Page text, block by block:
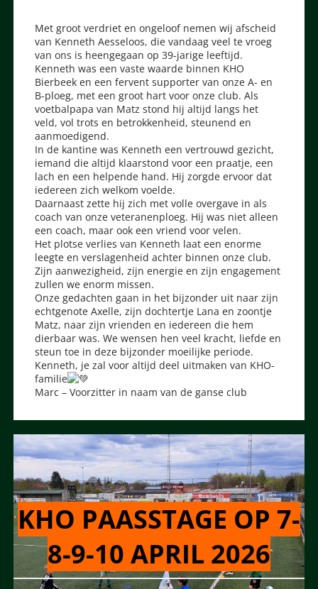
Met groot verdriet en ongeloof nemen wij afscheid
van Kenneth Aesseloos, die vandaag veel te vroeg
van ons is heengegaan op 39-jarige leeftijd.
Kenneth was een vaste waarde binnen KHO
Bierbeek en een fervent supporter van onze A- en
B-ploeg, met een groot hart voor onze club. Als
voetbalpapa van Matz stond hij altijd langs het
veld, vol trots en betrokkenheid, steunend en
aanmoedigend.
In de kantine was Kenneth een vertrouwd gezicht,
iemand die altijd klaarstond voor een praatje, een
lach en een helpende hand. Hij zorgde ervoor dat
iedereen zich welkom voelde.
Daarnaast zette hij zich met volle overgave in als
coach van onze veteranenploeg. Hij was niet alleen
een coach, maar ook een vriend voor velen.
Het plotse verlies van Kenneth laat een enorme
leegte en verslagenheid achter binnen onze club.
Zijn aanwezigheid, zijn energie en zijn engagement
zullen we enorm missen.
Onze gedachten gaan in het bijzonder uit naar zijn
echtgenote Axelle, zijn dochtertje Lana en zoontje
Matz, naar zijn vrienden en iedereen die hem
dierbaar was. We wensen hen veel kracht, liefde en
steun toe in deze bijzonder moeilijke periode.
Kenneth, je zal voor altijd deel uitmaken van KHO-
familie
Marc – Voorzitter in naam van de ganse club
KHO PAASSTAGE OP 7-
8-9-10 APRIL 2026